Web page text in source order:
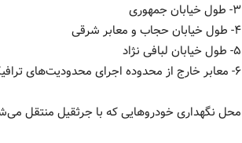
۳- طول خیابان جمهوری
۴- طول خیابان حجاب و معابر شرقی
۵- طول خیابان لبافی نژاد
۶- معابر خارج از محدوده اجرای محدودیت‌های ترافیکی
محل نگهداری خودروهایی که با جرثقیل منتقل